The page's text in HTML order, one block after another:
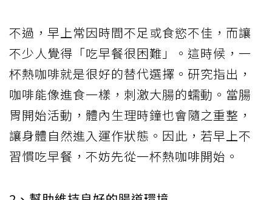
不過，早上常因時間不足或食慾不佳，而讓
不少人覺得「吃早餐很困難」。這時候，一
杯熱咖啡就是很好的替代選擇。研究指出，
咖啡能像進食一樣，刺激大腸的蠕動。當腸
胃開始活動，體內生理時鐘也會隨之重整，
讓身體自然進入運作狀態。因此，若早上不
習慣吃早餐，不妨先從一杯熱咖啡開始。